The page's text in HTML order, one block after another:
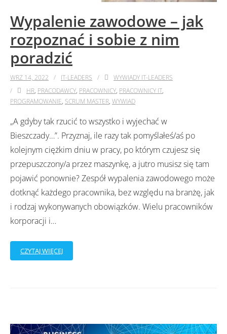
Wypalenie zawodowe – jak
rozpoznać i sobie z nim
poradzić
WRZ 14, 2022 IT-LEADERS
WYWIADY IT-LEADERS
HR, PRACODAWCY, PRACOWNICY, PRACOWNICY IT,
PROGRAMOWANIE, SCRUM MASTER, WYWIAD
„A gdyby tak rzucić to wszystko i wyjechać w
Bieszczady…”. Przyznaj, ile razy tak pomyślałeś/aś po
kolejnym ciężkim dniu w pracy, po którym czujesz się
przepuszczony/a przez maszynkę, a jutro musisz się tam
pojawić ponownie? Zespół wypalenia zawodowego może
dotknąć każdego pracownika, bez względu na branżę, jak
i rodzaj wykonywanych obowiązków. Wielu pracowników
korporacji i…
CZYTAJ WIĘCEJ